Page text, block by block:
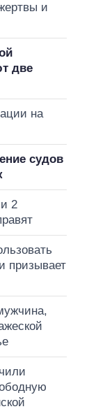
и
две
на
судов
2
призывает